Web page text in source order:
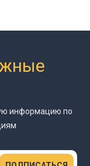
информацию по